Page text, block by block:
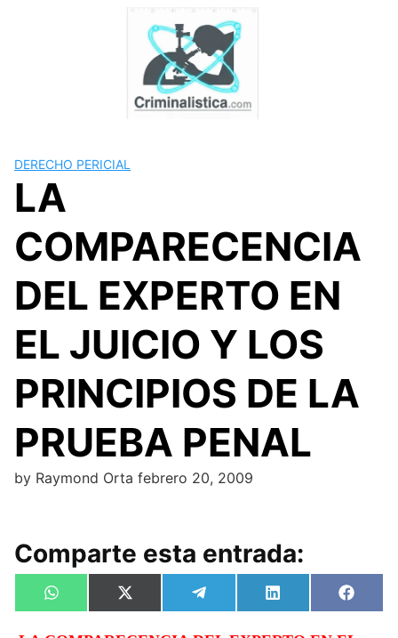
DERECHO PERICIAL
LA
COMPARECENCIA
DEL EXPERTO EN
EL JUICIO Y LOS
PRINCIPIOS DE LA
PRUEBA PENAL
by Raymond Orta febrero 20, 2009
Comparte esta entrada:
Compartir
en
W
h
Compartir
en
X
(
Compartir
en
e
Compartir
en
L
i
en
F
a